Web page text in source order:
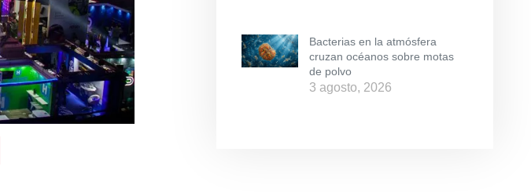
Bacterias en la atmósfera
cruzan océanos sobre motas
de polvo
3 agosto, 2026